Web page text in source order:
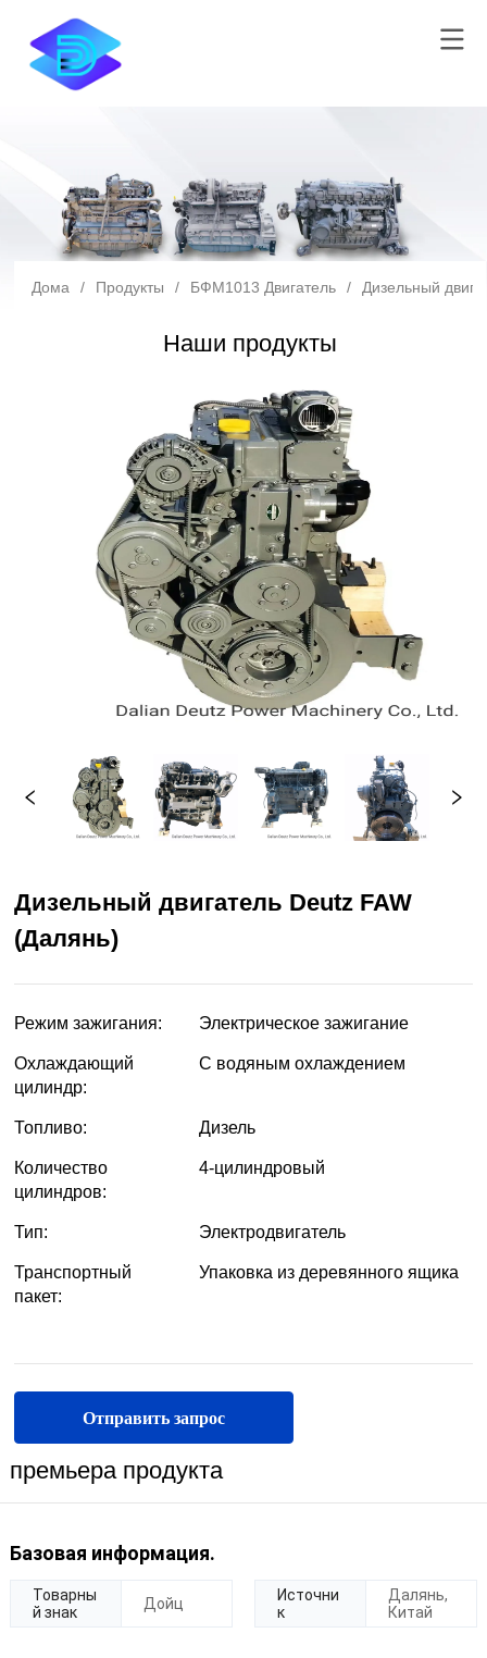
Дома / Продукты / БФМ1013 Двигатель / Дизельный
Наши продукты
Дизельный двигатель Deutz FAW
(Далянь)
Отправить запрос
премьера продукта